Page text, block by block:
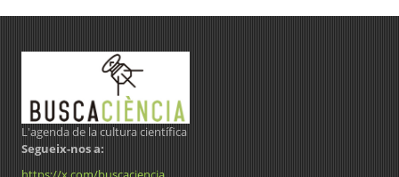
L'agenda de la cultura científica
Segueix-nos a: